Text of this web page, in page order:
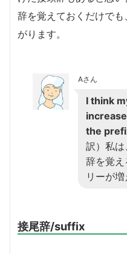
辞を覚えておくだけで
がります。
Aさん
I think
the
訳）私
辞を覚
リーが増
接尾辞/suffix